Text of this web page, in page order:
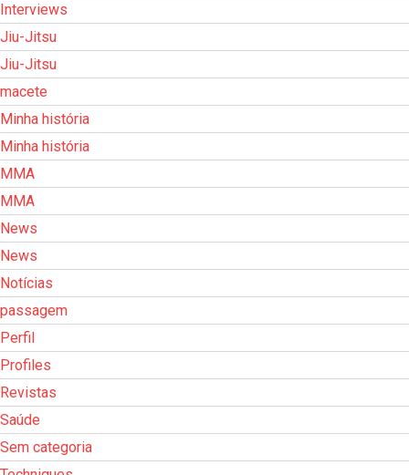
Interviews
Jiu-Jitsu
Jiu-Jitsu
macete
Minha história
Minha história
MMA
MMA
News
News
Notícias
passagem
Perfil
Profiles
Revistas
Saúde
Sem categoria